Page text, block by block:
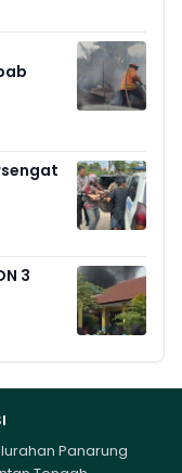
3
Panarung